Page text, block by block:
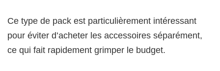
Ce type de pack est particulièrement intéressant
pour éviter d’acheter les accessoires séparément,
ce qui fait rapidement grimper le budget.